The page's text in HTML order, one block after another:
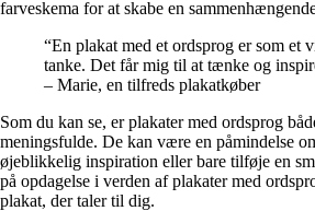
farveskema for at skabe en
“En plakat med et ordsprog er som et
tanke. Det får mig til at tænke og
– Marie, en tilfreds plakatkøber
Som du kan se, er plakater med ordsprog
meningsfulde. De kan være en påmindelse
øjeblikkelig inspiration eller bare tilføje en
på opdagelse i verden af plakater med
plakat, der taler til dig.